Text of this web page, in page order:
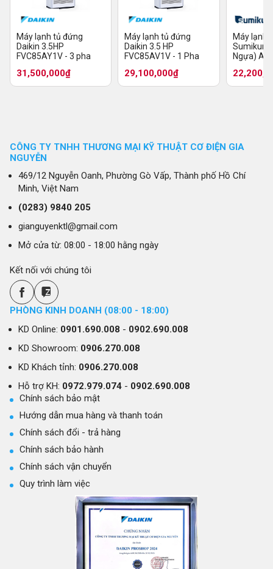
Máy lạnh tủ đứng
Daikin 3.5HP
FVC85AY1V - 3 pha
31,500,000₫
Máy lạnh tủ đứng
Daikin 3.5 HP
FVC85AV1V - 1 Pha
29,100,000₫
Máy lạnh
Sumikura
Ngựa)
CÔNG TY TNHH THƯƠNG MẠI KỸ THUẬT CƠ ĐIỆN GIA
NGUYỄN
469/12 Nguyễn Oanh, Phường Gò Vấp, Thành phố Hồ Chí
Minh, Việt Nam
(0283) 9840 205
gianguyenktl@gmail.com
Mở cửa từ: 08:00 - 18:00 hằng ngày
Kết nối với chúng tôi
PHÒNG KINH DOANH (08:00 - 18:00)
KD Online: 0901.690.008 - 0902.690.008
KD Showroom: 0906.270.008
KD Khách tỉnh: 0906.270.008
Hỗ trợ KH: 0972.979.074- 0902.690.008
Chính sách bảo mật
Hướng dẫn mua hàng và thanh toán
Chính sách đổi - trả hàng
Chính sách bảo hành
Chính sách vận chuyển
Quy trình làm việc